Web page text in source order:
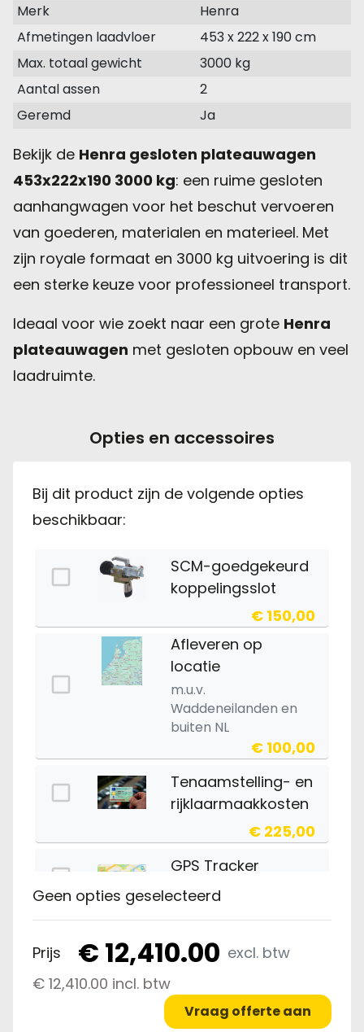
Merk
Henra
Afmetingen laadvloer
453 x 222 x 190 cm
Max. totaal gewicht
3000 kg
Aantal assen
2
Geremd
Ja
Bekijk de Henra gesloten plateauwagen
453x222x190 3000 kg: een ruime gesloten
aanhangwagen voor het beschut vervoeren
van goederen, materialen en materieel. Met
zijn royale formaat en 3000 kg uitvoering is dit
een sterke keuze voor professioneel transport.
Ideaal voor wie zoekt naar een grote Henra
plateauwagen met gesloten opbouw en veel
laadruimte.
Opties en accessoires
Bij dit product zijn de volgende opties
beschikbaar:
SCM-goedgekeurd
koppelingsslot
€ 150,00
Afleveren op
locatie
m.u.v.
Waddeneilanden en
buiten NL
€ 100,00
Tenaamstelling- en
rijklaarmaakkosten
€ 225,00
GPS Tracker
€10,- p maand.
€ 225,00
Slot tasmodel
€ 35,00
Geen opties geselecteerd
Prijs € 12,410.00 excl. btw
€ 12,410.00 incl. btw
Vraag offerte aan